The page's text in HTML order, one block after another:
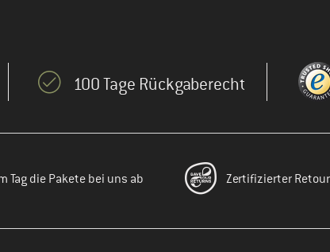
100 Tage Rückgaberecht
Tag die Pakete bei uns ab Zertifizierter